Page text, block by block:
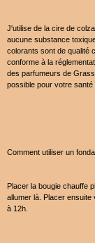
J'utilise de la cire de
aucune substance
colorants sont de qualité
conforme à la
des parfumeurs de
possible pour votre
Comment utiliser un
Placer la bougie chauffe
allumer là. Placer
à 12h.